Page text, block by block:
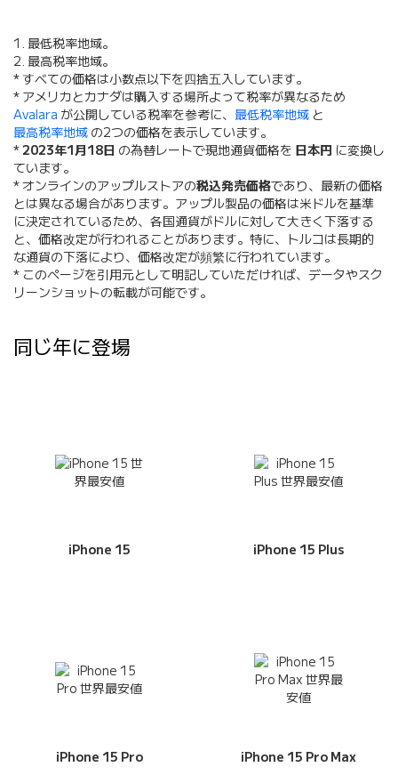
1. 最低税率地域。
2. 最高税率地域。
* すべての価格は小数点以下を四捨五入しています。
* アメリカとカナダは購入する場所よって税率が異なるため
Avalara が公開している税率を参考に、 最低税率地域 と
最高税率地域 の2つの価格を表示しています。
*2023年1月18日 の為替レートで現地通貨価格を 日本円 に変換し
ています。
* オンラインのアップルストアの税込発売価格であり、最新の価格
とは異なる場合があります。アップル製品の価格は米ドルを基準
に決定されているため、各国通貨がドルに対して大きく下落する
と、価格改定が行われることがあります。特に、トルコは長期的
な通貨の下落により、価格改定が頻繁に行われています。
* このページを引用元として明記していただければ、データやスク
リーンショットの転載が可能です。
同じ年に登場
iPhone 15 iPhone 15 Plus
iPhone 15 Pro iPhone 15 Pro Max